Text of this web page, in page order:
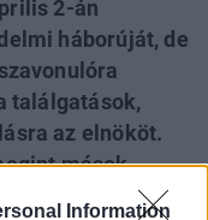
Information
2-án
háborúját, de
találgatások,
az elnököt.
mások
mesterterv